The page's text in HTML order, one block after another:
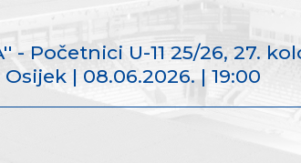
- Početnici U-11 25/26, 27.
| 08.06.2026. | 19:00